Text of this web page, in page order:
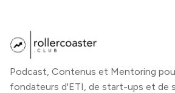
Podcast, Contenus et Mentoring
fondateurs d'ETI, de start-ups et de